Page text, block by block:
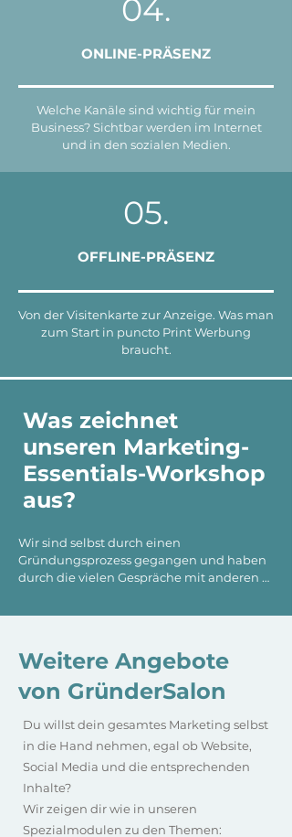
04.
ONLINE-PRÄSENZ
Welche Kanäle sind wichtig für mein
Business? Sichtbar werden im Internet
und in den sozialen Medien.
05.
OFFLINE-PRÄSENZ
Von der Visitenkarte zur Anzeige. Was man
zum Start in puncto Print Werbung
braucht.
Was zeichnet
unseren Marketing-
Essentials-Workshop
aus?
Wir sind selbst durch einen
Gründungsprozess gegangen und haben
durch die vielen Gespräche mit anderen
Ein Website Launch, die Struktur eines
Flyers, die Wahl der richtigen Social Media
Kanäle und die systematische, effiziente
all die Marketing-Kanäle können mehr als
herausfordernd sein!​
Wir selbst haben wenig Workshops
gefunden, die für den Start einen
allumfassenden 360° - Ansatz behandeln.
Weitere Angebote
von GründerSalon
Du willst dein gesamtes Marketing selbst
in die Hand nehmen, egal ob Website,
Social Media und die entsprechenden
Inhalte?
Wir zeigen dir wie in unseren
Spezialmodulen zu den Themen: